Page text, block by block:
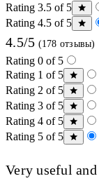
Rating 3.5 of 5
Rating 4.5 of 5
4.5/5 (178 отзывы)
Rating 0 of 5
Rating 1 of 5
Rating 2 of 5
Rating 3 of 5
Rating 4 of 5
Rating 5 of 5
Very useful